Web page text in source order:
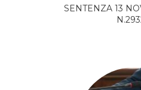
SENTENZA 13